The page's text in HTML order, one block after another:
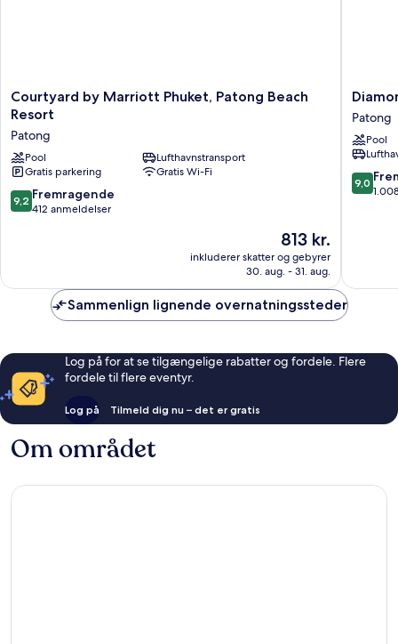
Courtyard
by
Phuket,
Patong
Beach
Resort
Patong
Courtyard by Marriott Phuket, Patong Beach
Resort
Patong
Pool
Lufthavnstransport
Gratis parkering
Gratis Wi-Fi
9.2
ud
anmeldelser
9,2 Fremragende
412 anmeldelser
Prisen
er
813 kr.
813 kr.
inkluderer skatter og gebyrer
30. aug. - 31. aug.
Cliff
Resort
&
Spa,
Patong
Beach
Patong
Pool
9.0
ud
9,0
Sammenlign lignende overnatningssteder
Log på for at se tilgængelige rabatter og fordele. Flere
fordele til flere eventyr.
Log på Tilmeld dig nu – det er gratis
Om området